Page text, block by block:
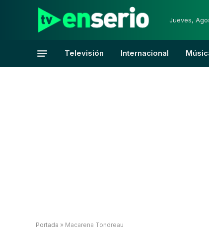
Jueves,
Televisión Internacional
Portada » Macarena Tondreau